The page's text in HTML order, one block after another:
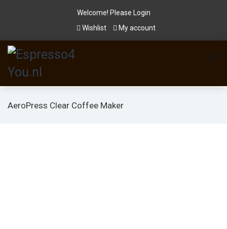
Welcome! Please
Login
Wishlist
My account
AeroPress Clear Coffee Maker